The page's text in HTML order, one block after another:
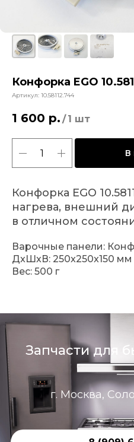
Конфорка EGO
Артикул: 10.58112.744
1 600 р. / 1 шт
В
Конфорка EGO
нагрева, внешний
в отличном
Варочные панели:
ДxШxВ: 250x250x150 мм
Вес: 500 г
Запчасти для
г. Москва,